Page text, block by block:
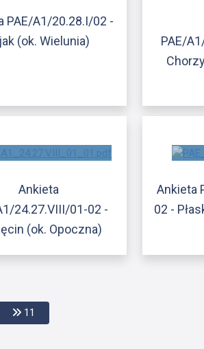
PAE/A1/20.28.I/02 -
(ok. Wielunia)
PAE/
Ankieta
24.27.VIII/01-02 -
(ok. Opoczna)
Ankieta
02 -
do następnej strony
11